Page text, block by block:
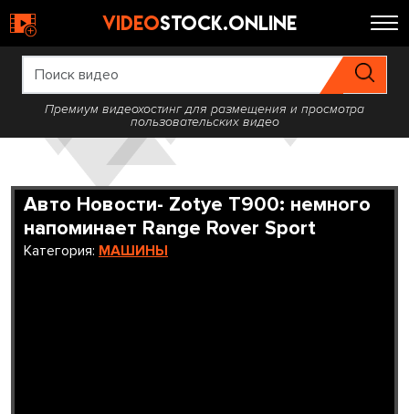
videostock.online
Премиум видеохостинг для размещения и просмотра
пользовательских видео
Авто Новости- Zotye T900: немного
напоминает Range Rover Sport
Категория: МАШИНЫ